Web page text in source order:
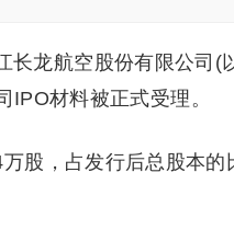
龙航空股份有限公司(
IPO材料被正式受理。
股，占发行后总股本的